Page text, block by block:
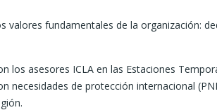
fundamentales de la organización:
asesores ICLA en las Estaciones
de protección internacional